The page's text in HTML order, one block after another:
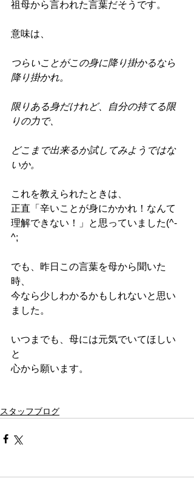
祖母から言われた言葉だそうです。
意味は、
つらいことがこの身に降り掛かるなら
降り掛かれ。
限りある身だけれど、自分の持てる限
りの力で、
どこまで出来るか試してみようではな
いか。
これを教えられたときは、
正直「辛いことが身にかかれ！なんて
理解できない！」と思っていました(^-
^;
でも、昨日この言葉を母から聞いた
時、
今なら少しわかるかもしれないと思い
ました。
いつまでも、母には元気でいてほしい
と
心から願います。
スタッフブログ